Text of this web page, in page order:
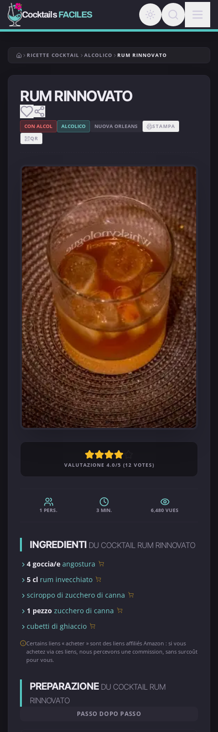
CocktailsFACILES
RICETTE COCKTAIL ALCOLICO RUM RINNOVATO
RUM RINNOVATO
CON ALCOL ALCOLICO NUOVA ORLEANS
STAMPA
QR
VALUTAZIONE 4.0/5 (12 VOTES)
1 PERS. 3 MIN. 6,480 VUES
INGREDIENTI DU COCKTAIL RUM RINNOVATO
4 goccia/e angostura
5 cl rum invecchiato
sciroppo di zucchero di canna
1 pezzo zucchero di canna
cubetti di ghiaccio
Certains liens « acheter » sont des liens affiliés Amazon : si vous
achetez via ces liens, nous percevons une commission, sans surcoût
pour vous.
PREPARAZIONE DU COCKTAIL RUM
RINNOVATO
PASSO DOPO PASSO